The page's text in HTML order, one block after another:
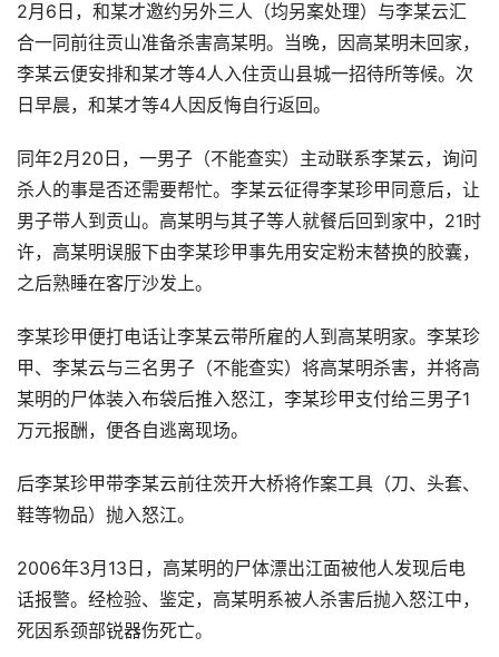
2月6日，和某才邀约另外三人（均另案处理）与李某云汇
合一同前往贡山准备杀害高某明。当晚，因高某明未回家，
李某云便安排和某才等4人入住贡山县城一招待所等候。次
日早晨，和某才等4人因反悔自行返回。
同年2月20日，一男子（不能查实）主动联系李某云，询问
杀人的事是否还需要帮忙。李某云征得李某珍甲同意后，让
男子带人到贡山。高某明与其子等人就餐后回到家中，21时
许，高某明误服下由李某珍甲事先用安定粉末替换的胶囊，
之后熟睡在客厅沙发上。
李某珍甲便打电话让李某云带所雇的人到高某明家。李某珍
甲、李某云与三名男子（不能查实）将高某明杀害，并将高
某明的尸体装入布袋后推入怒江，李某珍甲支付给三男子1
万元报酬，便各自逃离现场。
后李某珍甲带李某云前往茨开大桥将作案工具（刀、头套、
鞋等物品）抛入怒江。
2006年3月13日，高某明的尸体漂出江面被他人发现后电
话报警。经检验、鉴定，高某明系被人杀害后抛入怒江中，
死因系颈部锐器伤死亡。